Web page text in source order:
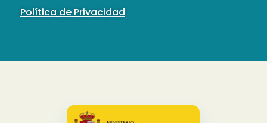
Política de Privacidad